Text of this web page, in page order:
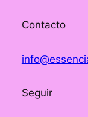
Contacto
Seguir